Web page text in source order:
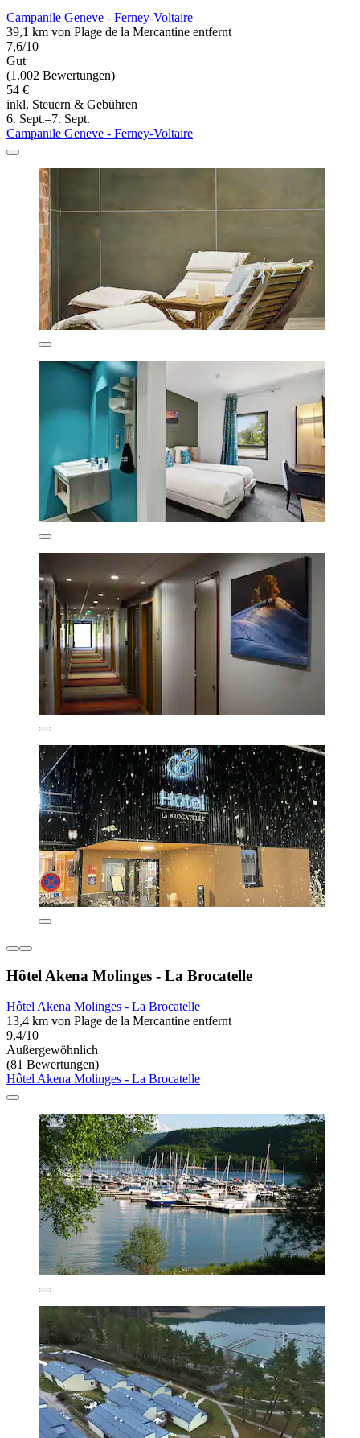
Campanile Geneve - Ferney-Voltaire
39,1 km von Plage de la Mercantine entfernt
7,6/10
Gut
(1.002 Bewertungen)
54 €
inkl. Steuern & Gebühren
6. Sept.–7. Sept.
Campanile Geneve - Ferney-Voltaire
Hôtel Akena Molinges - La Brocatelle
Hôtel Akena Molinges - La Brocatelle
13,4 km von Plage de la Mercantine entfernt
9,4/10
Außergewöhnlich
(81 Bewertungen)
Hôtel Akena Molinges - La Brocatelle